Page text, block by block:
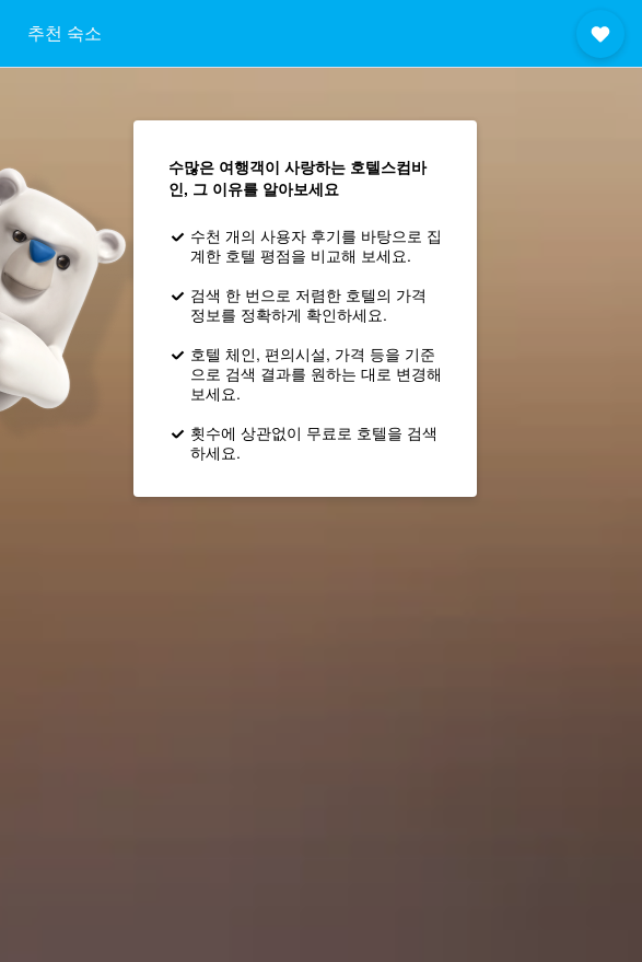
추천 숙소
수많은 여행객이 사랑하는 호텔스컴바
인, 그 이유를 알아보세요
수천 개의 사용자 후기를 바탕으로 집
계한 호텔 평점을 비교해 보세요.
검색 한 번으로 저렴한 호텔의 가격
정보를 정확하게 확인하세요.
호텔 체인, 편의시설, 가격 등을 기준
으로 검색 결과를 원하는 대로 변경해
보세요.
횟수에 상관없이 무료로 호텔을 검색
하세요.